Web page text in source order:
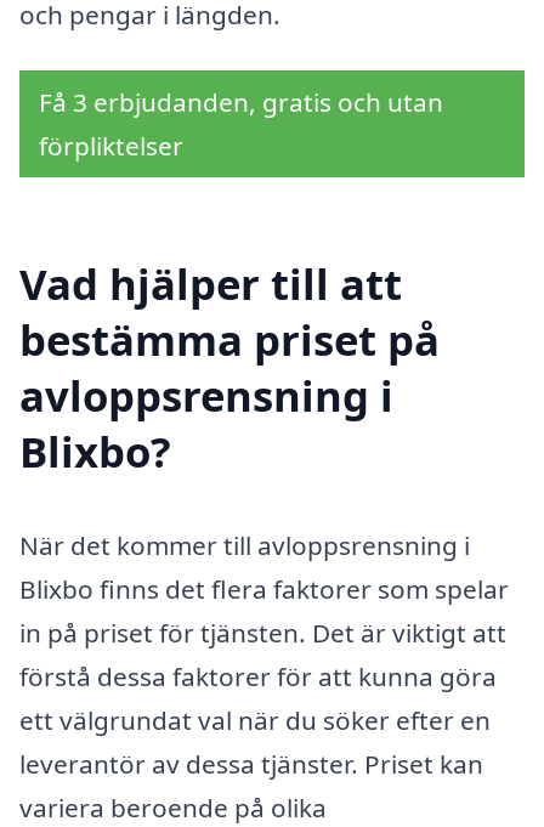
och pengar i längden.
Få 3 erbjudanden, gratis och utan
förpliktelser
Vad hjälper till att
bestämma priset på
avloppsrensning i
Blixbo?
När det kommer till avloppsrensning i
Blixbo finns det flera faktorer som spelar
in på priset för tjänsten. Det är viktigt att
förstå dessa faktorer för att kunna göra
ett välgrundat val när du söker efter en
leverantör av dessa tjänster. Priset kan
variera beroende på olika